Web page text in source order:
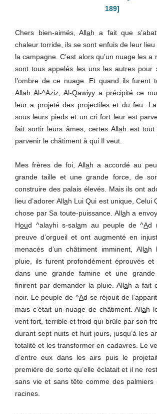
189]
Chers bien-aimés, Allah a fait que
chaleur torride, ils se sont enfuis de leur lieu
la campagne. C’est alors qu’un nuage les a
sont tous appelés les uns les autres pour
l’ombre de ce nuage. Et quand ils furent
Allah Al-^Aziz , Al-Qawiyy a précipité ce
leur a projeté des projectiles et du feu.
sous leurs pieds et un cri fort leur est
fait sortir leurs âmes, certes Allah est tout
parvenir le châtiment à qui Il veut.
Mes frères de foi, Allah a accordé au
grande taille et une grande force, de
construire des palais élevés. Mais ils ont
lieu d’adorer Allah Lui Qui est unique, Celui
chose par Sa toute-puissance. Allah a
Houd ^alayhi s-salam au peuple de ^Ad
preuve d’orgueil et ont augmenté en
menacés d’un châtiment imminent, Allah
pluie, ils furent profondément éprouvés
dans une grande famine et une grande
finirent par demander la pluie. Allah a fait
noir. Le peuple de ^Ad se réjouit de
mais c’était un nuage de châtiment. Allah
vent fort, terrible et froid qui brûle par son
durant sept nuits et huit jours, jusqu’à les
totalité et les transformer en cadavres. Le
d’entre eux dans les airs puis le
première de sorte qu’elle éclatait et il ne
sans vie et sans tête comme des palmiers
racines.